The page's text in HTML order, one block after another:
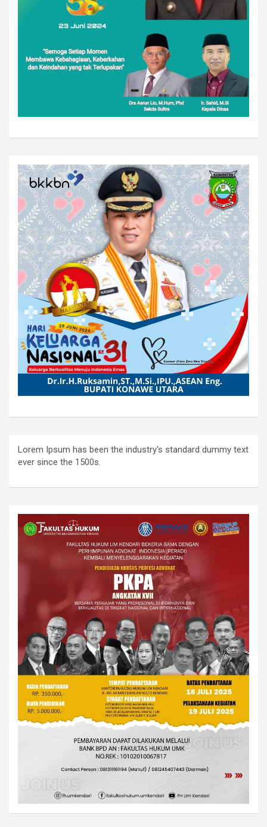
Lorem Ipsum has been the industry's standard dummy text
ever since the 1500s.